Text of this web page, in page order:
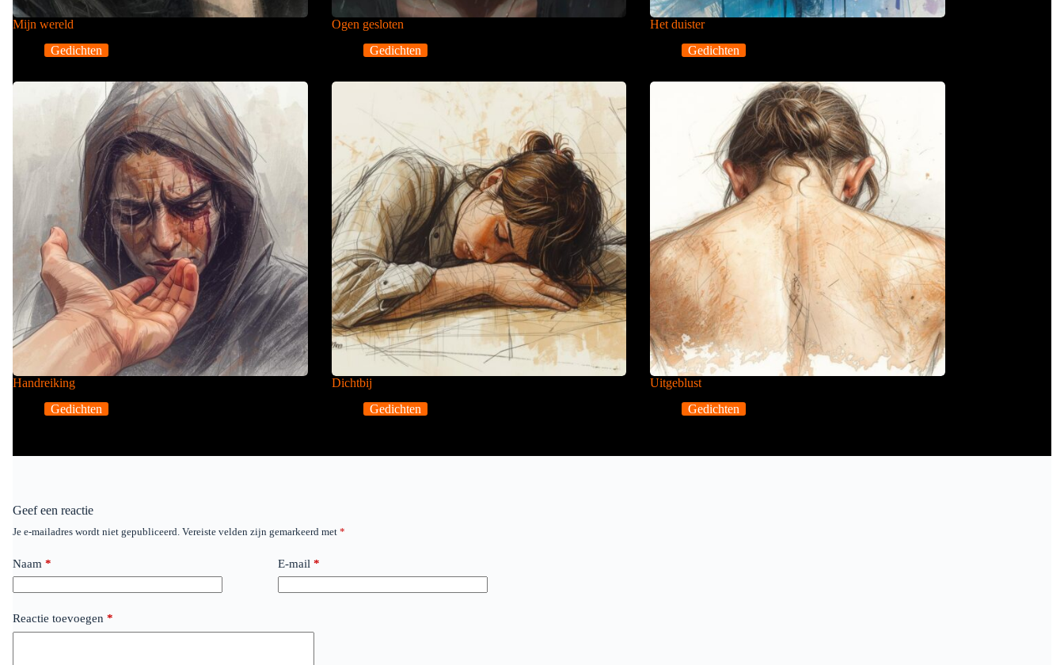
Mijn wereld
Gedichten
Ogen gesloten
Gedichten
Het duister
Gedichten
Handreiking
Gedichten
Dichtbij
Gedichten
Uitgeblust
Gedichten
Geef een reactie
Je e-mailadres wordt niet gepubliceerd. Vereiste velden zijn gemarkeerd met *
Naam * E-mail *
Reactie toevoegen *